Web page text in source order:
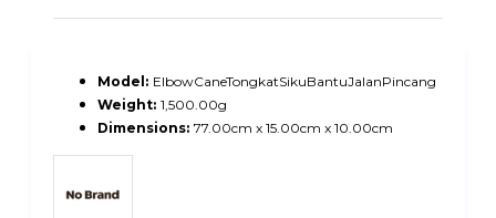
Model: ElbowCaneTongkatSikuBantuJalanPincang
Weight: 1,500.00g
Dimensions: 77.00cm x 15.00cm x 10.00cm